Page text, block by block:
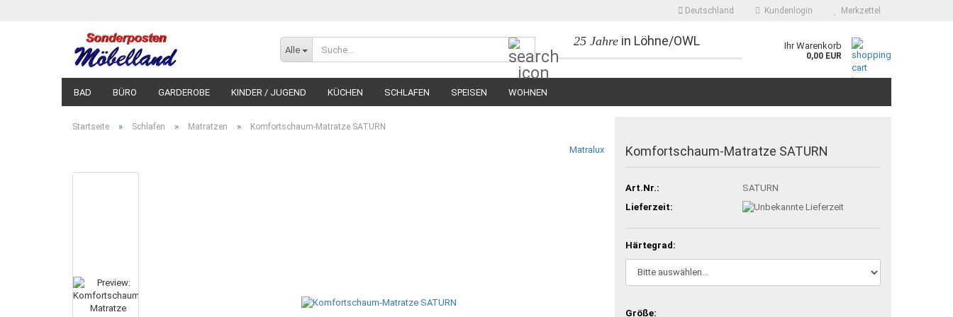
Deutschland Kundenlogin Merkzettel
Alle
25 Jahrein Löhne/OWL Ihr Warenkorb
0,00 EUR
BAD BÜRO GARDEROBE KINDER / JUGEND KÜCHEN SCHLAFEN SPEISEN WOHNEN
Startseite » Schlafen » Matratzen » Komfortschaum-Matratze SATURN
Matralux Komfortschaum-Matratze SATURN
Art.Nr.:
SATURN
Lieferzeit:
Härtegrad:
Größe: